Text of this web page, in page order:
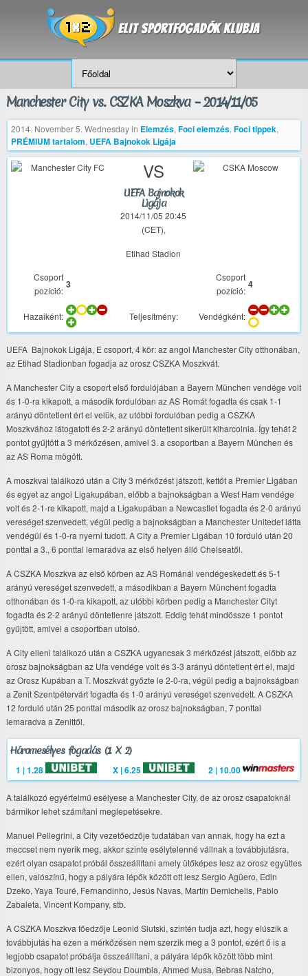
Manchester City vs. CSZKA Moszkva – 2014/11/05
2014. November 5. Wednesdayin Elemzés, Foci elemzés, Foci tippek,
PRÉMIUM tartalom, UEFA Bajnokok Ligája
VS
UEFA Bajnokok
Ligája
2014/11/05 20:45
(CET),
Etihad Stadion
Csoport
pozíció:
3
Csoport
pozíció:
4
Hazaiként: Teljesítmény: Vendégként:
UEFA Bajnokok Ligája, E csoport, 4 kör: az angol Manchester City otthonában,
az Etihad Stadionban fogadja az orosz CSZKA Moszkvát.
A Manchester City a csoport első fordulójában a Bayern München vendége volt
és 1-0-ra kikapott, a második fordulóban az AS Romát fogadta és csak 1-1
arányú döntetlent ért el velük, az utóbbi fordulóban pedig a CSZKA
Moszkvához látogatott és 2-2 arányú döntetlent sikerült kiharcolnia. Így tehát 2
pontot gyűjtött a 3 mérkőzésen, amivel 3. a csoportban a Bayern München és
az AS Roma mögött.
A moszkvai találkozó után a City 3 mérkőzést játszott, kettőt a Premier Ligában
és egyet az angol Ligakupában, előbb a bajnokságban a West Ham vendége
volt és 2-1-re kikapott, majd a Ligakupában a Newcastlet fogadta és 2-0 arányú
vereséget szenvedett, végül pedig a bajnokságban a Manchester Unitedet látta
vendégül és 1-0-ra nyerni tudott. A City a Premier Ligában 10 forduló után 20
ponttal a 3., 6 ponttal lemaradva az első helyen álló Chelseatől.
A CSZKA Moszkva az első körben az AS Románál vendégeskedett és 5-1
arányú vereséget szenvedett, a másodikban a Bayern Münchent fogadta
otthonában és 1-0-ra kikapott, az utóbbi körben pedig a Manchester Cityt
fogadta és 2-2 arányú döntetlenre játszott. Eddig tehát mindössze 1 pontot
gyűjtött, amivel a csoportban utolsó.
A City elleni találkozó után a CSZKA ugyancsak 3 mérkőzést játszott, előbb az
orosz bajnokságban az Ufa vendége volt és 3-3 arányú döntetlent ért el, majd
az Orosz Kupában a T. Moszkvát győzte le 2-0-ra, végül pedig a bajnokságban
a Zenit Szentpétervárt fogadta és 1-0 arányú vereséget szenvedett. A CSZKA
12 forduló után 25 ponttal második az orosz bajnokságban, 7 ponttal
lemaradva a Zenittől.
Háromesélyes fogadás (1 X 2)
1 | 1.28 X | 6.25 2 | 10.00
A találkozó egyértelmű esélyese a Manchester City, de az orosz csapatoknál
bármikor lehet számítani meglepetésekre.
Manuel Pellegrini, a City vezetőedzője tudatában van annak, hogy ha ezt a
meccset nem nyerik meg, akkor szinte esélytelenné vállnak a továbbjutásra,
ezért olyan csapatot próbál összeállítani amely ütőképes lesz az orosz együttes
ellen, valószínű, hogy a pályára lépők között ott lesz Sergio Agüero, Edin
Dzeko, Yaya Touré, Fernandinho, Jesús Navas, Martín Demichelis, Pablo
Zabaleta, Vincent Kompany, stb.
A CSZKA Moszkva főedzője Leonid Slutski, szintén tudja azt, hogy elúszik a
továbbjutás ha ezen a mérkőzésen nem szerzik meg a 3 pontot, ezért ő is a
legjobb csapatot próbálja összeállítani, a pályára lépők között több mint
bizonyos, hogy ott lesz Seydou Doumbia, Ahmed Musa, Bebras Natcho,